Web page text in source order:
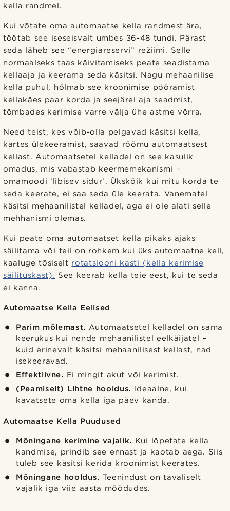
kella randmel.
Kui võtate oma automaatse kella randmest ära,
töötab see iseseisvalt umbes 36-48 tundi. Pärast
seda läheb see “energiareservi” režiimi. Selle
normaalseks taas käivitamiseks peate seadistama
kellaaja ja keerama seda käsitsi. Nagu mehaanilise
kella puhul, hõlmab see kroonimise pööramist
kellakäes paar korda ja seejärel aja seadmist,
tõmbades kerimise varre välja ühe astme võrra.
Need teist, kes võib-olla pelgavad käsitsi kella,
kartes ülekeeramist, saavad rõõmu automaatsest
kellast. Automaatsetel kelladel on see kasulik
omadus, mis vabastab keermemekanismi –
omamoodi ‘libisev sidur’. Ükskõik kui mitu korda te
seda keerate, ei saa seda üle keerata. Vanematel
käsitsi mehaanilistel kelladel, aga ei ole alati selle
mehhanismi olemas.
Kui peate oma automaatset kella pikaks ajaks
säilitama või teil on rohkem kui üks automaatne kell,
kaaluge tõsiselt rotatsiooni kasti (kella kerimise
säilituskast). See keerab kella teie eest, kui te seda
ei kanna.
Automaatse Kella Eelised
Parim mõlemast. Automaatsetel kelladel on sama
keerukus kui nende mehaanilistel eelkäijatel –
kuid erinevalt käsitsi mehaanilisest kellast, nad
isekeeravad.
Effektiivne. Ei mingit akut või kerimist.
(Peamiselt) Lihtne hooldus. Ideaalne, kui
kavatsete oma kella iga päev kanda.
Automaatse Kella Puudused
Mõningane kerimine vajalik. Kui lõpetate kella
kandmise, prindib see ennast ja kaotab aega. Siis
tuleb see käsitsi kerida kroonimist keerates.
Mõningane hooldus. Teenindust on tavaliselt
vajalik iga viie aasta möödudes.